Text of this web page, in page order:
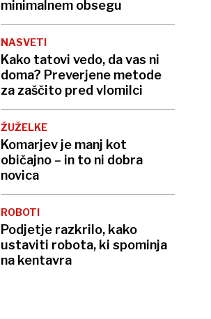
minimalnem obsegu
NASVETI
Kako tatovi vedo, da vas ni
doma? Preverjene metode
za zaščito pred vlomilci
ŽUŽELKE
Komarjev je manj kot
običajno – in to ni dobra
novica
ROBOTI
Podjetje razkrilo, kako
ustaviti robota, ki spominja
na kentavra